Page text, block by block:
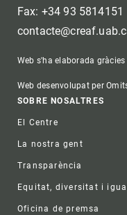
Fax: +34 93 5814151
Web s'ha elaborada
Web desenvolupat per
Footer
SOBRE NOSALTRES
El Centre
La nostra gent
Transparència
Equitat, diversitat i
Oficina de premsa